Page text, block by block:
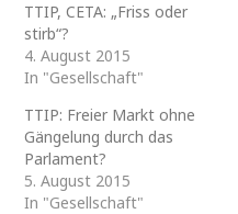
TTIP, CETA: „Friss oder
stirb“?
4. August 2015
In "Gesellschaft"
TTIP: Freier Markt ohne
Gängelung durch das
Parlament?
5. August 2015
In "Gesellschaft"